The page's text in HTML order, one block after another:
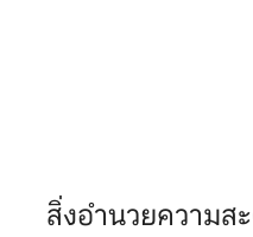
สิ่งอำนวยความส